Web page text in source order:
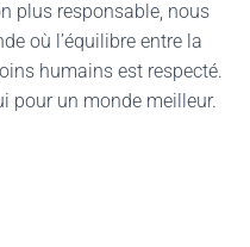
plus responsable, nous
où l’équilibre entre la
humains est respecté.
pour un monde meilleur.